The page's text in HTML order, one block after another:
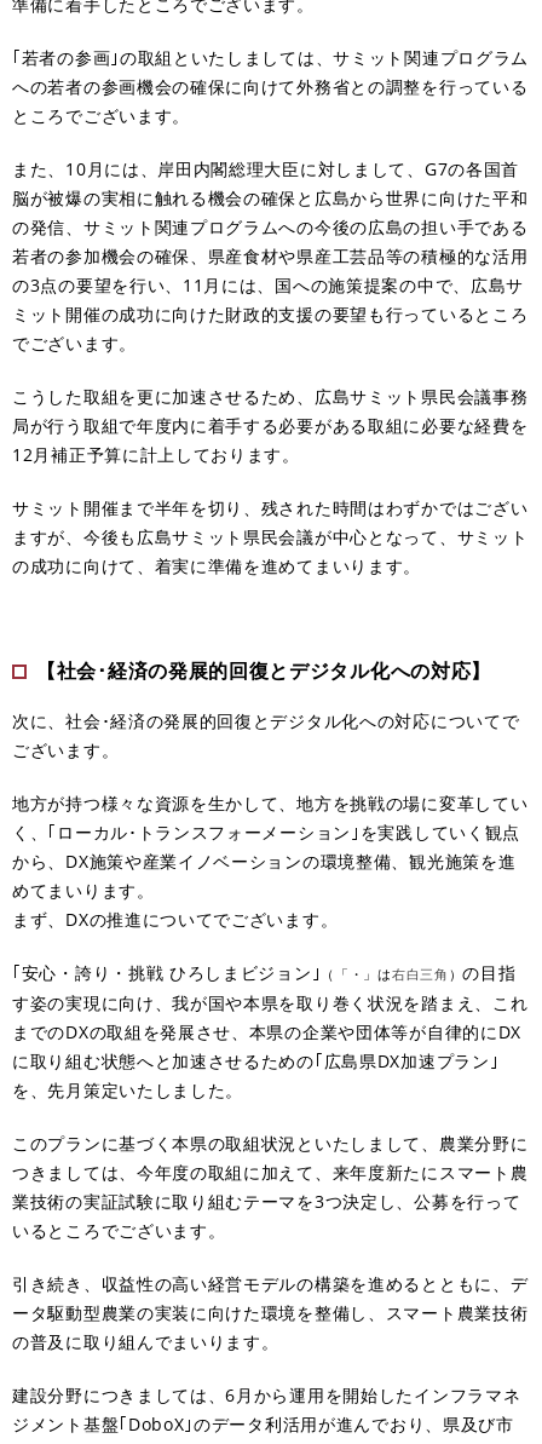
｢若者の参画｣の取組といたしましては、サミット関連プログラム
への若者の参画機会の確保に向けて外務省との調整を行っている
ところでございます。
また、10月には、岸田内閣総理大臣に対しまして、G7の各国首
脳が被爆の実相に触れる機会の確保と広島から世界に向けた平和
の発信、サミット関連プログラムへの今後の広島の担い手である
若者の参加機会の確保、県産食材や県産工芸品等の積極的な活用
の3点の要望を行い、11月には、国への施策提案の中で、広島サ
ミット開催の成功に向けた財政的支援の要望も行っているところ
でございます。
こうした取組を更に加速させるため、広島サミット県民会議事務
局が行う取組で年度内に着手する必要がある取組に必要な経費を
12月補正予算に計上しております。
サミット開催まで半年を切り、残された時間はわずかではござい
ますが、今後も広島サミット県民会議が中心となって、サミット
の成功に向けて、着実に準備を進めてまいります。
【社会･経済の発展的回復とデジタル化への対応】
次に、社会･経済の発展的回復とデジタル化への対応についてで
ございます。
地方が持つ様々な資源を生かして、地方を挑戦の場に変革してい
く、｢ローカル･トランスフォーメーション｣を実践していく観点
から、DX施策や産業イノベーションの環境整備、観光施策を進
めてまいります。
まず、DXの推進についてでございます。
｢安心・誇り・挑戦 ひろしまビジョン｣ （「・」は右白三角 ）の目指
す姿の実現に向け、我が国や本県を取り巻く状況を踏まえ、これ
までのDXの取組を発展させ、本県の企業や団体等が自律的にDX
に取り組む状態へと加速させるための｢広島県DX加速プラン｣
を、先月策定いたしました。
このプランに基づく本県の取組状況といたしまして、農業分野に
つきましては、今年度の取組に加えて、来年度新たにスマート農
業技術の実証試験に取り組むテーマを3つ決定し、公募を行って
いるところでございます。
引き続き、収益性の高い経営モデルの構築を進めるとともに、デ
ータ駆動型農業の実装に向けた環境を整備し、スマート農業技術
の普及に取り組んでまいります。
建設分野につきましては、6月から運用を開始したインフラマネ
ジメント基盤｢DoboX｣のデータ利活用が進んでおり、県及び市